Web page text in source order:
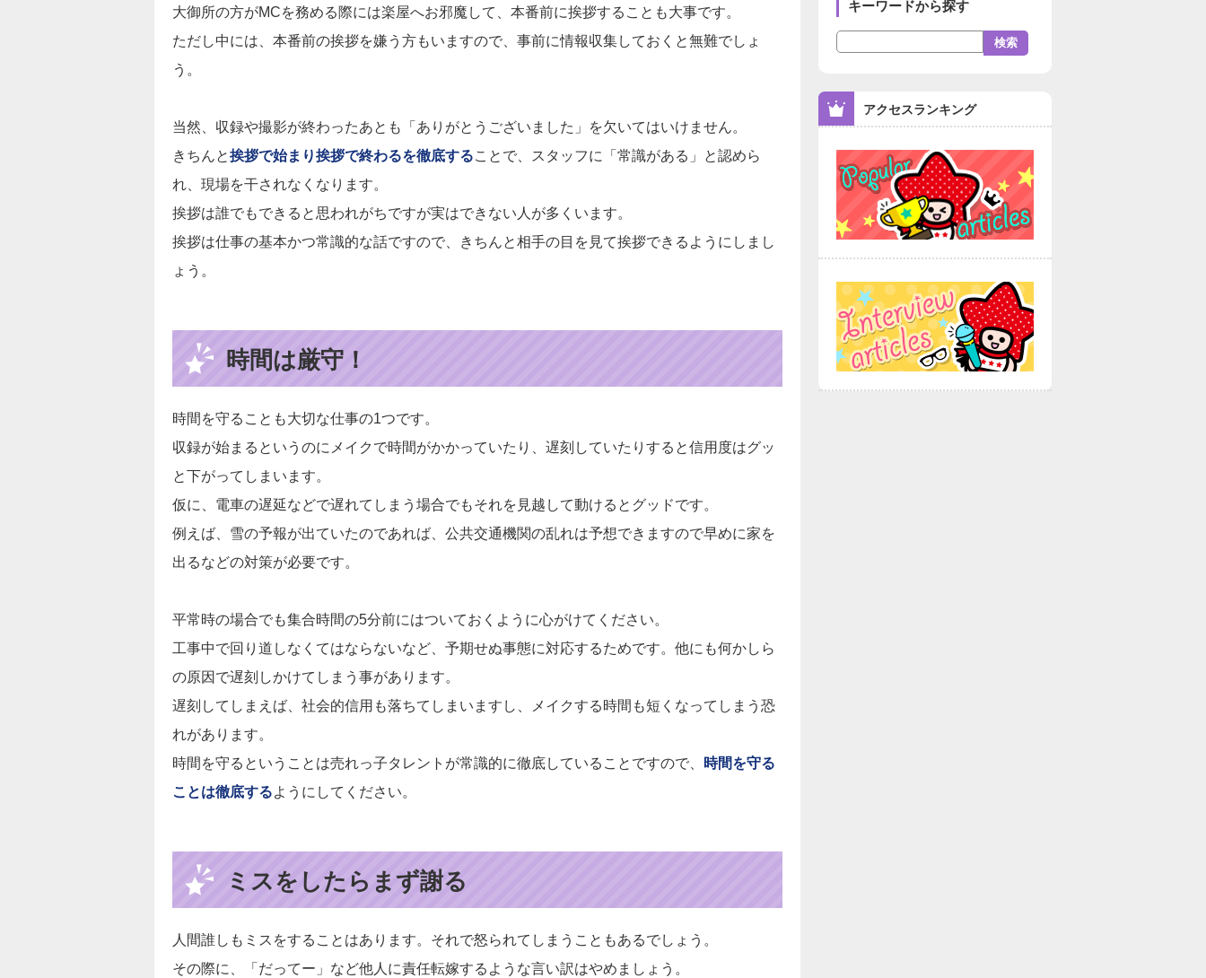
キーワードから探す
アクセスランキング
大御所の方がMCを務める際には楽屋へお邪魔して、本番前に挨拶することも大事です。
ただし中には、本番前の挨拶を嫌う方もいますので、事前に情報収集しておくと無難でしょ
う。
当然、収録や撮影が終わったあとも「ありがとうございました」を欠いてはいけません。
きちんと挨拶で始まり挨拶で終わるを徹底することで、スタッフに「常識がある」と認めら
れ、現場を干されなくなります。
挨拶は誰でもできると思われがちですが実はできない人が多くいます。
挨拶は仕事の基本かつ常識的な話ですので、きちんと相手の目を見て挨拶できるようにしまし
ょう。
時間は厳守！
時間を守ることも大切な仕事の1つです。
収録が始まるというのにメイクで時間がかかっていたり、遅刻していたりすると信用度はグッ
と下がってしまいます。
仮に、電車の遅延などで遅れてしまう場合でもそれを見越して動けるとグッドです。
例えば、雪の予報が出ていたのであれば、公共交通機関の乱れは予想できますので早めに家を
出るなどの対策が必要です。
平常時の場合でも集合時間の5分前にはついておくように心がけてください。
工事中で回り道しなくてはならないなど、予期せぬ事態に対応するためです。他にも何かしら
の原因で遅刻しかけてしまう事があります。
遅刻してしまえば、社会的信用も落ちてしまいますし、メイクする時間も短くなってしまう恐
れがあります。
時間を守るということは売れっ子タレントが常識的に徹底していることですので、
時間を守る
ことは徹底するようにしてください。
ミスをしたらまず謝る
人間誰しもミスをすることはあります。それで怒られてしまうこともあるでしょう。
その際に、「だってー」など他人に責任転嫁するような言い訳はやめましょう。